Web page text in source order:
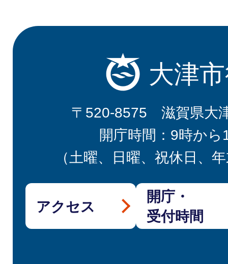
大津
〒520-8575 滋賀県大
開庁時間：9時から
（土曜、日曜、祝休日、
アクセス
開庁・
受付時間